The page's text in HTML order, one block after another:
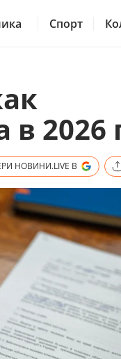
Спорт
2026
НОВИНИ.LIVE В